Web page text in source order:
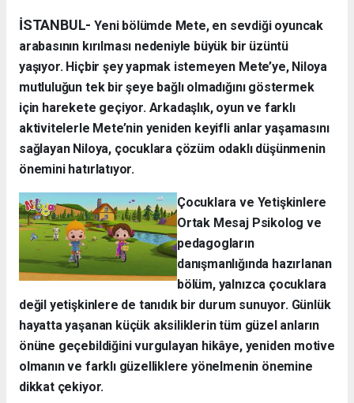
İSTANBUL-Yeni bölümde Mete, en sevdiği oyuncak
arabasının kırılması nedeniyle büyük bir üzüntü
yaşıyor. Hiçbir şey yapmak istemeyen Mete’ye, Niloya
mutluluğun tek bir şeye bağlı olmadığını göstermek
için harekete geçiyor. Arkadaşlık, oyun ve farklı
aktivitelerle Mete’nin yeniden keyifli anlar yaşamasını
sağlayan Niloya, çocuklara çözüm odaklı düşünmenin
önemini hatırlatıyor.
Çocuklara ve Yetişkinlere
Ortak Mesaj Psikolog ve
pedagogların
danışmanlığında hazırlanan
bölüm, yalnızca çocuklara
değil yetişkinlere de tanıdık bir durum sunuyor. Günlük
hayatta yaşanan küçük aksiliklerin tüm güzel anların
önüne geçebildiğini vurgulayan hikâye, yeniden motive
olmanın ve farklı güzelliklere yönelmenin önemine
dikkat çekiyor.